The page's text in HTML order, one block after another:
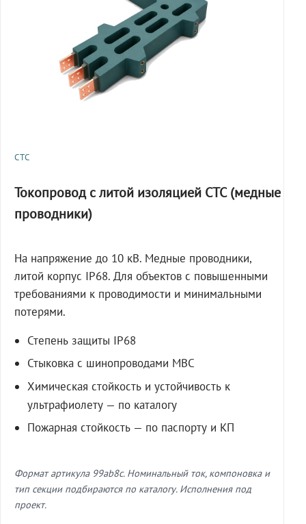
СТС
Токопровод с литой изоляцией СТС (медные
проводники)
На напряжение до 10 кВ. Медные проводники,
литой корпус IP68. Для объектов с повышенными
требованиями к проводимости и минимальными
потерями.
Степень защиты IP68
Стыковка с шинопроводами МВС
Химическая стойкость и устойчивость к
ультрафиолету — по каталогу
Пожарная стойкость — по паспорту и КП
Формат артикула 99ab8c. Номинальный ток, компоновка и
тип секции подбираются по каталогу. Исполнения под
проект.